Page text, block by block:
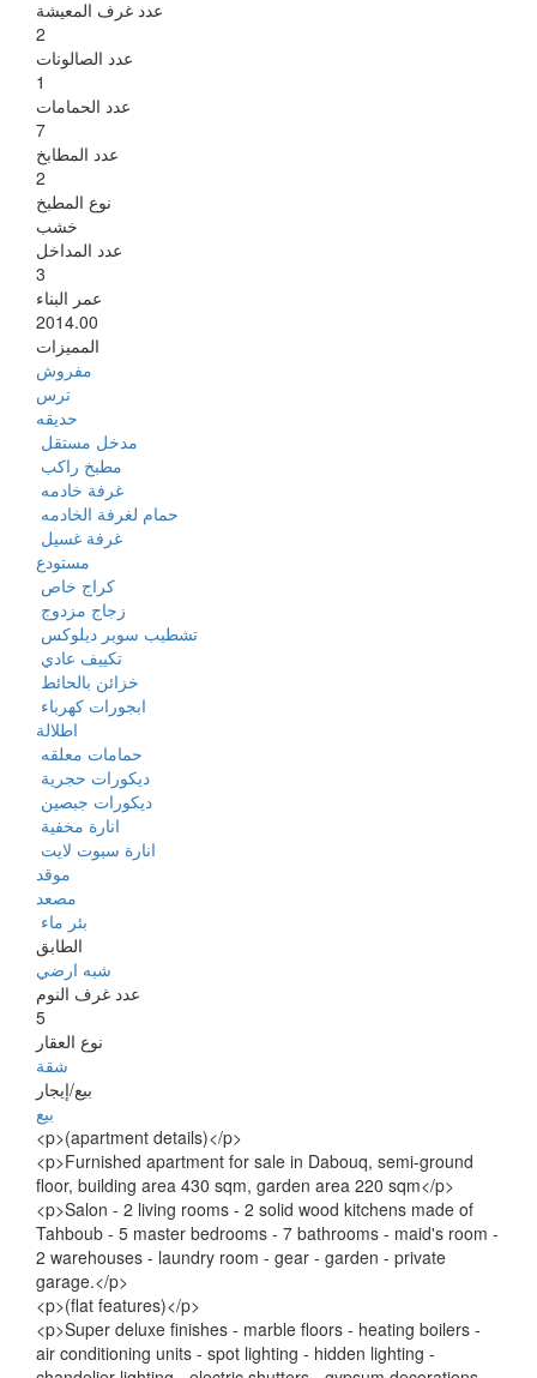
عدد غرف المعيشة
2
عدد الصالونات
1
عدد الحمامات
7
عدد المطابخ
2
نوع المطبخ
خشب
عدد المداخل
3
عمر البناء
2014.00
المميزات
مفروش
ترس
حديقه
‏‏مدخل مستقل ‏
‏مطبخ راكب ‏
‏غرفة خادمه ‏
‏حمام لغرفة الخادمه ‏
‏غرفة غسيل ‏
مستودع
‏كراج خاص ‏
‏زجاج مزدوج ‏
‏تشطيب سوبر ديلوكس ‏
‏تكييف عادي ‏
‏خزائن بالحائط ‏
‏ابجورات كهرباء ‏
اطلالة
‏حمامات معلقه ‏
‏ديكورات ‏حجرية ‏
‏ديكورات ‏جبصين ‏
‏‏انارة ‏مخفية ‏
‏‏انارة ‏سبوت لايت ‏
موقد
مصعد
‏بئر ماء ‏
الطابق
شبه ارضي
عدد غرف النوم
5
نوع العقار
شقة
بيع/إيجار
بيع
<p>(apartment details)</p>
<p>Furnished apartment for sale in Dabouq, semi-ground
floor, building area 430 sqm, garden area 220 sqm</p>
<p>Salon - 2 living rooms - 2 solid wood kitchens made of
Tahboub - 5 master bedrooms - 7 bathrooms - maid's room -
2 warehouses - laundry room - gear - garden - private
garage.</p>
<p>(flat features)</p>
<p>Super deluxe finishes - marble floors - heating boilers -
air conditioning units - spot lighting - hidden lighting -